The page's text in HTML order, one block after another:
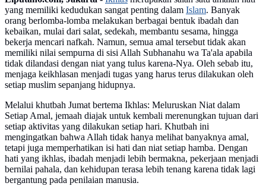
yang memiliki kedudukan sangat penting dalam Islam. Banyak
orang berlomba-lomba melakukan berbagai bentuk ibadah dan
kebaikan, mulai dari salat, sedekah, membantu sesama, hingga
bekerja mencari nafkah. Namun, semua amal tersebut tidak akan
memiliki nilai sempurna di sisi Allah Subhanahu wa Ta'ala apabila
tidak dilandasi dengan niat yang tulus karena-Nya. Oleh sebab itu,
menjaga keikhlasan menjadi tugas yang harus terus dilakukan oleh
setiap muslim sepanjang hidupnya.
Melalui khutbah Jumat bertema Ikhlas: Meluruskan Niat dalam
Setiap Amal, jemaah diajak untuk kembali merenungkan tujuan dari
setiap aktivitas yang dilakukan setiap hari. Khutbah ini
mengingatkan bahwa Allah tidak hanya melihat banyaknya amal,
tetapi juga memperhatikan isi hati dan niat setiap hamba. Dengan
hati yang ikhlas, ibadah menjadi lebih bermakna, pekerjaan menjadi
bernilai pahala, dan kehidupan terasa lebih tenang karena tidak lagi
bergantung pada penilaian manusia.